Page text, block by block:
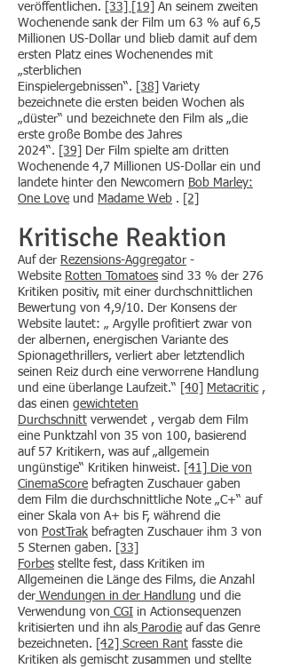
veröffentlichen.
[33] [19]
An seinem zweiten
Wochenende sank der Film um 63 % auf 6,5
Millionen US-Dollar und blieb damit auf dem
ersten Platz eines Wochenendes mit
„sterblichen
Einspielergebnissen“.
[38]
Variety
bezeichnete die ersten beiden Wochen als
„düster“ und bezeichnete den Film als „die
erste große Bombe des Jahres
2024“.
[39]
Der Film spielte am dritten
Wochenende 4,7 Millionen US-Dollar ein und
landete hinter den Newcomern Bob Marley:
One Love und Madame Web . [2]
Kritische Reaktion
Auf der Rezensions-Aggregator -
Website Rotten Tomatoes sind 33 % der 276
Kritiken positiv, mit einer durchschnittlichen
Bewertung von 4,9/10. Der Konsens der
Website lautet: „ Argylle profitiert zwar von
der albernen, energischen Variante des
Spionagethrillers, verliert aber letztendlich
seinen Reiz durch eine verworrene Handlung
und eine überlange Laufzeit.“
[40] Metacritic,
das einen gewichteten
Durchschnitt verwendet , vergab dem Film
eine Punktzahl von 35 von 100, basierend
auf 57 Kritikern, was auf „allgemein
ungünstige“ Kritiken hinweist.
[41]
Die von
CinemaScore befragten Zuschauer gaben
dem Film die durchschnittliche Note „C+“ auf
einer Skala von A+ bis F, während die
von PostTrak befragten Zuschauer ihm 3 von
5 Sternen gaben.
[33]
Forbes stellte fest, dass Kritiken im
Allgemeinen die Länge des Films, die Anzahl
der Wendungen in der Handlung und die
Verwendung von CGI in Actionsequenzen
kritisierten und ihn als Parodie auf das Genre
bezeichneten.
[42] Screen Rant fasste die
Kritiken als gemischt zusammen und stellte